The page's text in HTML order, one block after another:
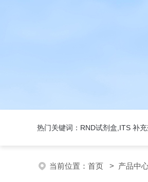
热门关键词：RND试剂盒,ITS 补
当前位置： 首页 > 产品中